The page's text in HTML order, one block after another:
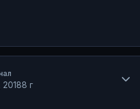
20188 г